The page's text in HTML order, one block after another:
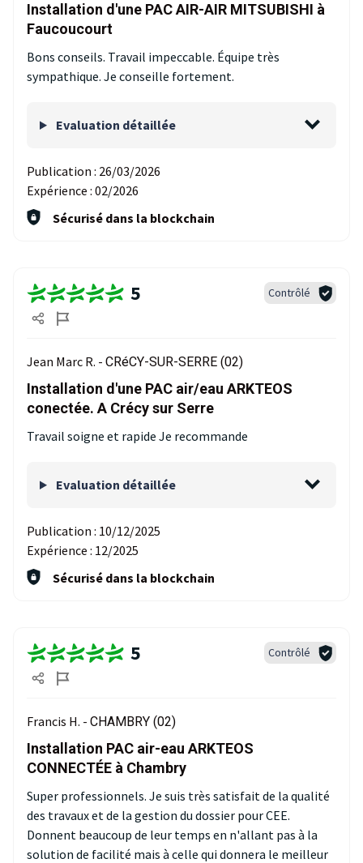
Installation d'une PAC AIR-AIR MITSUBISHI à
Faucoucourt
Bons conseils. Travail impeccable. Équipe très
sympathique. Je conseille fortement.
Evaluation détaillée
Publication : 26/03/2026
Expérience : 02/2026
Sécurisé dans la blockchain
5 Contrôlé
Jean Marc R. - CRéCY-SUR-SERRE (02)
Installation d'une PAC air/eau ARKTEOS
conectée. A Crécy sur Serre
Travail soigne et rapide Je recommande
Evaluation détaillée
Publication : 10/12/2025
Expérience : 12/2025
Sécurisé dans la blockchain
5 Contrôlé
Francis H. - CHAMBRY (02)
Installation PAC air-eau ARKTEOS
CONNECTÉE à Chambry
Super professionnels. Je suis très satisfait de la qualité
des travaux et de la gestion du dossier pour CEE.
Donnent beaucoup de leur temps en n'allant pas à la
solution de facilité mais à celle qui donnera le meilleur